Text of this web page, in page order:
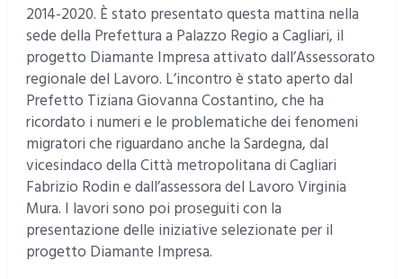
2014-2020. È stato presentato questa mattina nella
sede della Prefettura a Palazzo Regio a Cagliari, il
progetto Diamante Impresa attivato dall’Assessorato
regionale del Lavoro. L’incontro è stato aperto dal
Prefetto Tiziana Giovanna Costantino, che ha
ricordato i numeri e le problematiche dei fenomeni
migratori che riguardano anche la Sardegna, dal
vicesindaco della Città metropolitana di Cagliari
Fabrizio Rodin e dall’assessora del Lavoro Virginia
Mura. I lavori sono poi proseguiti con la
presentazione delle iniziative selezionate per il
progetto Diamante Impresa.